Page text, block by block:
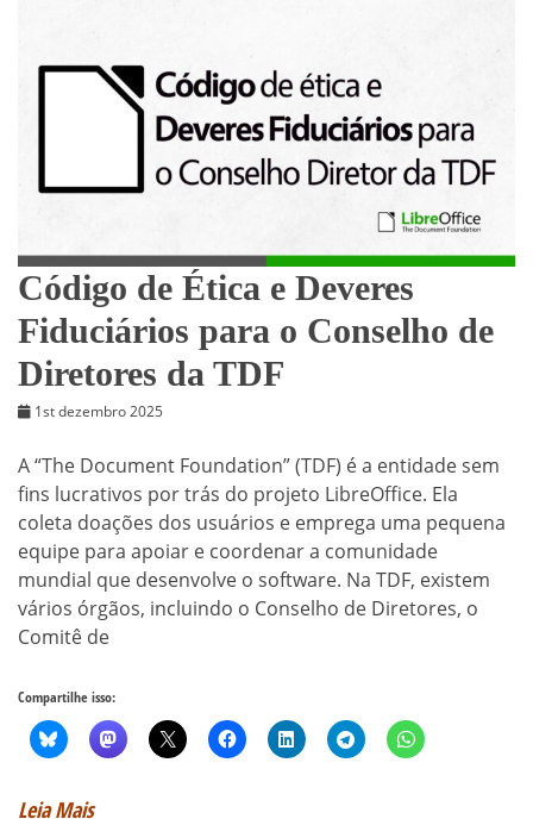
Código de Ética e Deveres
Fiduciários para o Conselho de
Diretores da TDF
1st dezembro 2025
A “The Document Foundation” (TDF) é a entidade sem
fins lucrativos por trás do projeto LibreOffice. Ela
coleta doações dos usuários e emprega uma pequena
equipe para apoiar e coordenar a comunidade
mundial que desenvolve o software. Na TDF, existem
vários órgãos, incluindo o Conselho de Diretores, o
Comitê de
Compartilhe isso:
Leia Mais